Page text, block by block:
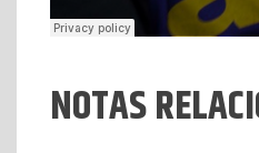
NOTAS